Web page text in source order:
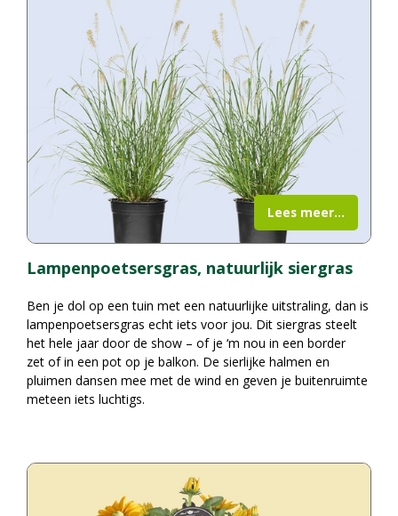
Lampenpoetsersgras, natuurlijk siergras
Ben je dol op een tuin met een natuurlijke uitstraling, dan is
lampenpoetsersgras echt iets voor jou. Dit siergras steelt
het hele jaar door de show – of je ‘m nou in een border
zet of in een pot op je balkon. De sierlijke halmen en
pluimen dansen mee met de wind en geven je buitenruimte
meteen iets luchtigs.
Lees meer...